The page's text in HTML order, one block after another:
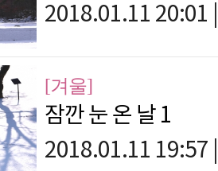
2018.01.11 20:01
[겨울]
잠깐 눈 온 날 1
2018.01.11 19:57